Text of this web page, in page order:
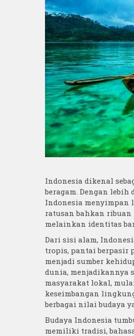
Indonesia dikenal
beragam. Dengan
Indonesia menyimpan
ratusan bahkan ribuan
melainkan identitas
Dari sisi alam,
tropis, pantai berpasir
menjadi sumber
dunia, menjadikannya
masyarakat lokal,
keseimbangan
berbagai nilai budaya
Budaya Indonesia
memiliki tradisi,